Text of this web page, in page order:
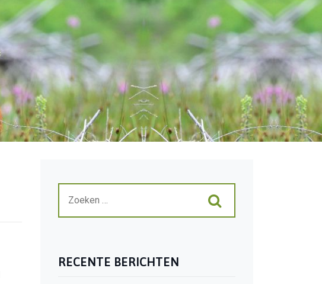
RECENTE BERICHTEN